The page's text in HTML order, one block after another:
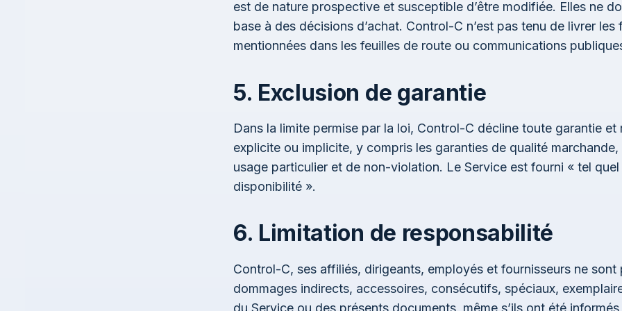
est de nature prospective et susceptible d’être modifiée. Elles ne
base à des décisions d’achat. Control-C n’est pas tenu de livrer
mentionnées dans les feuilles de route ou communications
5. Exclusion de garantie
Dans la limite permise par la loi, Control-C décline toute garantie et
explicite ou implicite, y compris les garanties de qualité marchande,
usage particulier et de non-violation. Le Service est fourni « tel
disponibilité ».
6. Limitation de responsabilité
Control-C, ses affiliés, dirigeants, employés et fournisseurs ne sont
dommages indirects, accessoires, consécutifs, spéciaux,
du Service ou des présents documents, même s’ils ont été